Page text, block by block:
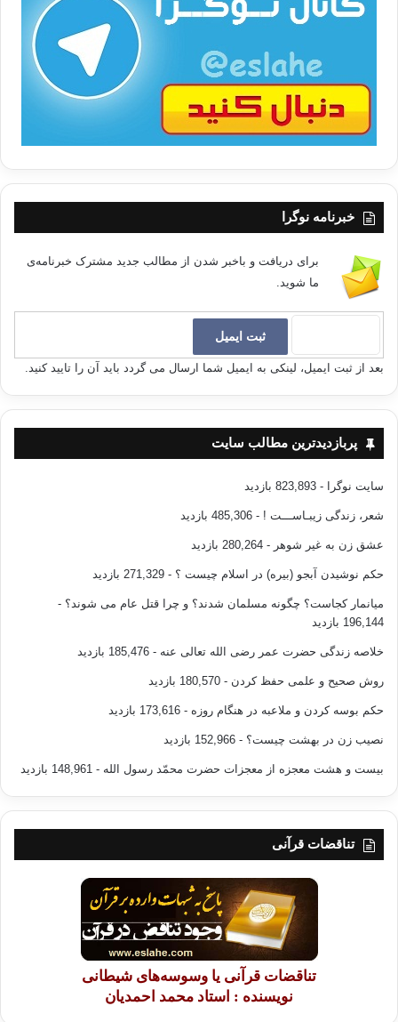
خبرنامه نوگرا
برای دریافت و باخبر شدن از مطالب جدید مشترک خبرنامه‌ی
ما شوید.
بعد از ثبت ایمیل، لینکی به ایمیل شما ارسال می گردد باید آن را تایید کنید.
پربازدیدترین مطالب سایت
سایت نوگرا - 823,893 بازدید
شعر، زندگی زیبـاســـت ! - 485,306 بازدید
عشق زن به غیر شوهر - 280,264 بازدید
حکم نوشیدن آبجو (بیره) در اسلام چیست ؟ - 271,329 بازدید
میانمار کجاست؟ چگونه مسلمان شدند؟ و چرا قتل عام می شوند؟ -
196,144 بازدید
خلاصه زندگی حضرت عمر رضی الله تعالی عنه - 185,476 بازدید
روش صحیح و علمی حفظ کردن - 180,570 بازدید
حکم بوسه کردن و ملاعبه در هنگام روزه - 173,616 بازدید
نصیب زن در بهشت چیست؟ - 152,966 بازدید
بیست و هشت معجزه از معجزات حضرت محمّد رسول الله - 148,961 بازدید
تناقضات قرآنی
تناقضات قرآنی یا وسوسه‌های شیطانی
نویسنده : استاد محمد احمدیان